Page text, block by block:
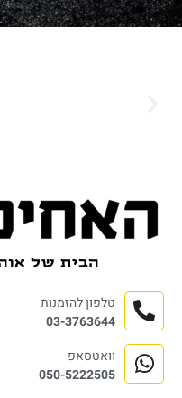
טלפון להזמנות
03-3763644
וואטסאפ
050-5222505